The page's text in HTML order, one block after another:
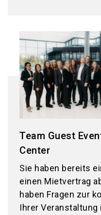
Team Guest
Center
Sie haben bereits
einen Mietvertrag
haben Fragen zur
Ihrer